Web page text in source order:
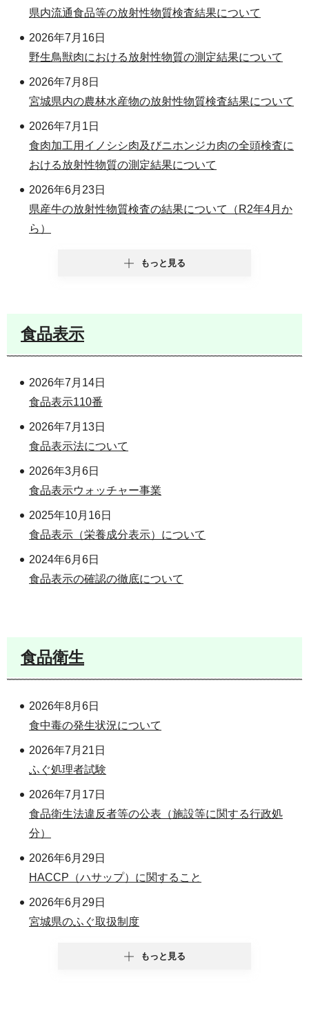
県内流通食品等の放射性物質検査結果について
2026年7月16日
野生鳥獣肉における放射性物質の測定結果について
2026年7月8日
宮城県内の農林水産物の放射性物質検査結果について
2026年7月1日
食肉加工用イノシシ肉及びニホンジカ肉の全頭検査に
おける放射性物質の測定結果について
2026年6月23日
県産牛の放射性物質検査の結果について（R2年4月か
ら）
もっと見る
食品表示
2026年7月14日
食品表示110番
2026年7月13日
食品表示法について
2026年3月6日
食品表示ウォッチャー事業
2025年10月16日
食品表示（栄養成分表示）について
2024年6月6日
食品表示の確認の徹底について
食品衛生
2026年8月6日
食中毒の発生状況について
2026年7月21日
ふぐ処理者試験
2026年7月17日
食品衛生法違反者等の公表（施設等に関する行政処
分）
2026年6月29日
HACCP（ハサップ）に関すること
2026年6月29日
宮城県のふぐ取扱制度
もっと見る